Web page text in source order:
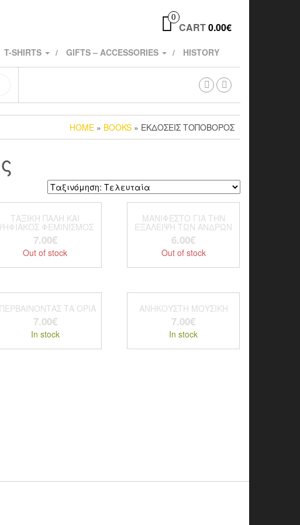
0
CART0.00€
T-SHIRTS GIFTS – ACCESSORIES HISTORY
HOME » BOOKS » ΕΚΔΌΣΕΙΣ ΤΟΠΟΒΌΡΟΣ
ΤΑΞΙΚΗ ΠΑΛΗ ΚΑΙ
ΦΕΜΙΝΙΣΜΟΣ
7.00€
Out of stock
ΜΑΝΙΦΕΣΤΟ ΓΙΑ ΤΗΝ
ΕΞΑΛΕΙΨΗ ΤΩΝ ΑΝΔΡΩΝ
6.00€
Out of stock
ΤΑ ΟΡΙΑ
7.00€
In stock
ΑΝΗΚΟΥΣΤΗ ΜΟΥΣΙΚΗ
7.00€
In stock